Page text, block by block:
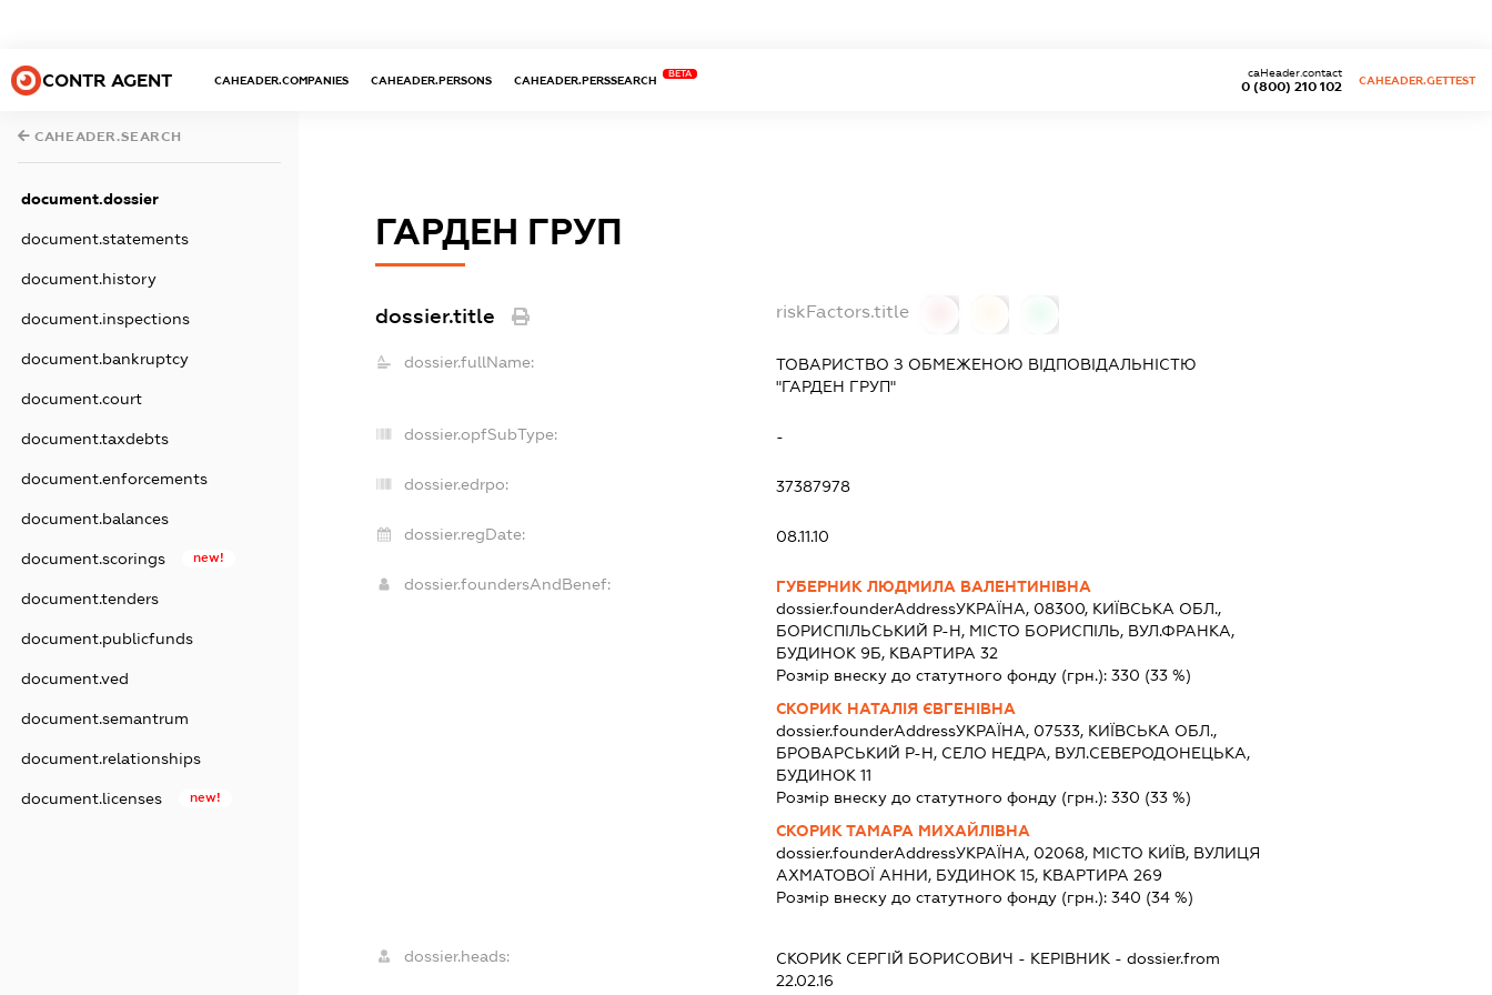
CONTR AGENT CAHEADER.COMPANIES CAHEADER.PERSONS CAHEADER.PERSSEARCH
BETA
0 (800) 210 102
caHeader.contact
CAHEADER.GETTEST
CAHEADER.SEARCH
document.dossier
document.statements
document.history
document.inspections
document.bankruptcy
document.court
document.taxdebts
document.enforcements
document.balances
document.scorings new!
document.tenders
document.publicfunds
document.ved
document.semantrum
document.relationships
document.licenses new!
ГАРДЕН ГРУП
dossier.title riskFactors.title
dossier.fullName:
ТОВАРИСТВО З ОБМЕЖЕНОЮ ВІДПОВІДАЛЬНІСТЮ
"ГАРДЕН ГРУП"
dossier.opfSubType: -
dossier.edrpo: 37387978
dossier.regDate: 08.11.10
dossier.foundersAndBenef:
ГУБЕРНИК ЛЮДМИЛА ВАЛЕНТИНІВНА
dossier.founderAddressУКРАЇНА, 08300, КИЇВСЬКА ОБЛ.,
БОРИСПІЛЬСЬКИЙ Р-Н, МІСТО БОРИСПІЛЬ, ВУЛ.ФРАНКА,
БУДИНОК 9Б, КВАРТИРА 32
Розмір внеску до статутного фонду (грн.):330 (33 %)
СКОРИК НАТАЛІЯ ЄВГЕНІВНА
dossier.founderAddressУКРАЇНА, 07533, КИЇВСЬКА ОБЛ.,
БРОВАРСЬКИЙ Р-Н, СЕЛО НЕДРА, ВУЛ.СЕВЕРОДОНЕЦЬКА,
БУДИНОК 11
Розмір внеску до статутного фонду (грн.):330 (33 %)
СКОРИК ТАМАРА МИХАЙЛІВНА
dossier.founderAddressУКРАЇНА, 02068, МІСТО КИЇВ, ВУЛИЦЯ
АХМАТОВОЇ АННИ, БУДИНОК 15, КВАРТИРА 269
Розмір внеску до статутного фонду (грн.):340 (34 %)
dossier.heads: СКОРИК СЕРГІЙ БОРИСОВИЧ - КЕРІВНИК - dossier.from
22.02.16